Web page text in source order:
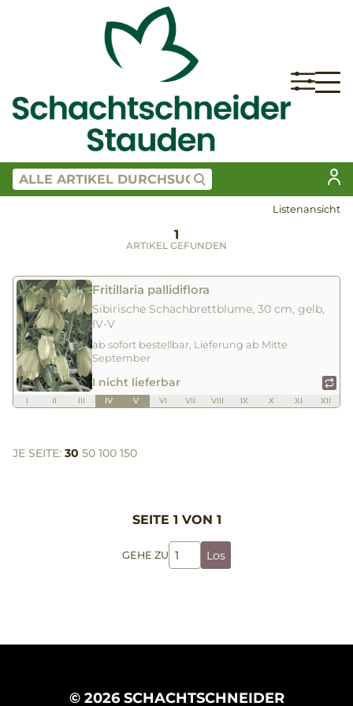
Listenansicht
1
ARTIKEL GEFUNDEN
Fritillaria pallidiflora
Sibirische Schachbrettblume, 30 cm, gelb,
IV-V
ab sofort bestellbar, Lieferung ab Mitte
September
I nicht lieferbar
I II III IV V VI VII VIII IX X XI XII
JE SEITE: 30 50 100 150
SEITE 1 VON 1
GEHE ZU Los
© 2026 SCHACHTSCHNEIDER